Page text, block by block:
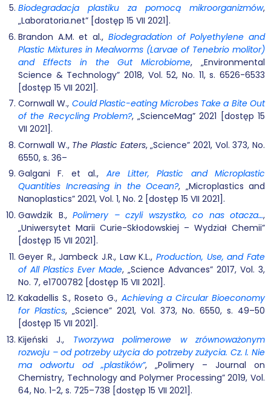
Biodegradacja plastiku za pomocą mikroorganizmów,
„Laboratoria.net” [dostęp 15 VII 2021].
Brandon A.M. et al., Biodegradation of Polyethylene and
Plastic Mixtures in Mealworms (Larvae of Tenebrio molitor)
and Effects in the Gut Microbiome, „Environmental
Science & Technology” 2018, Vol. 52, No. 11, s. 6526-6533
[dostęp 15 VII 2021].
Cornwall W., Could Plastic-eating Microbes Take a Bite Out
of the Recycling Problem?, „ScienceMag” 2021 [dostęp 15
VII 2021].
Cornwall W., The Plastic Eaters, „Science” 2021, Vol. 373, No.
6550, s. 36–
Galgani F. et al., Are Litter, Plastic and Microplastic
Quantities Increasing in the Ocean?, „Microplastics and
Nanoplastics” 2021, Vol. 1, No. 2 [dostęp 15 VII 2021].
Gawdzik B., Polimery – czyli wszystko, co nas otacza…,
„Uniwersytet Marii Curie-Skłodowskiej – Wydział Chemii”
[dostęp 15 VII 2021].
Geyer R., Jambeck J.R., Law K.L., Production, Use, and Fate
of All Plastics Ever Made, „Science Advances” 2017, Vol. 3,
No. 7, e1700782 [dostęp 15 VII 2021].
Kakadellis S., Roseto G., Achieving a Circular Bioeconomy
for Plastics, „Science” 2021, Vol. 373, No. 6550, s. 49–50
[dostęp 15 VII 2021].
Kijeński J., Tworzywa polimerowe w zrównoważonym
rozwoju – od potrzeby użycia do potrzeby zużycia. Cz. I. Nie
ma odwortu od „plastików”, „Polimery – Journal on
Chemistry, Technology and Polymer Processing” 2019, Vol.
64, No. 1-2, s. 725–738 [dostęp 15 VII 2021].